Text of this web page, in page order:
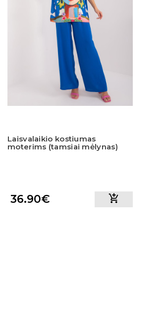
Laisvalaikio kostiumas
moterims (tamsiai mėlynas)
36.90€